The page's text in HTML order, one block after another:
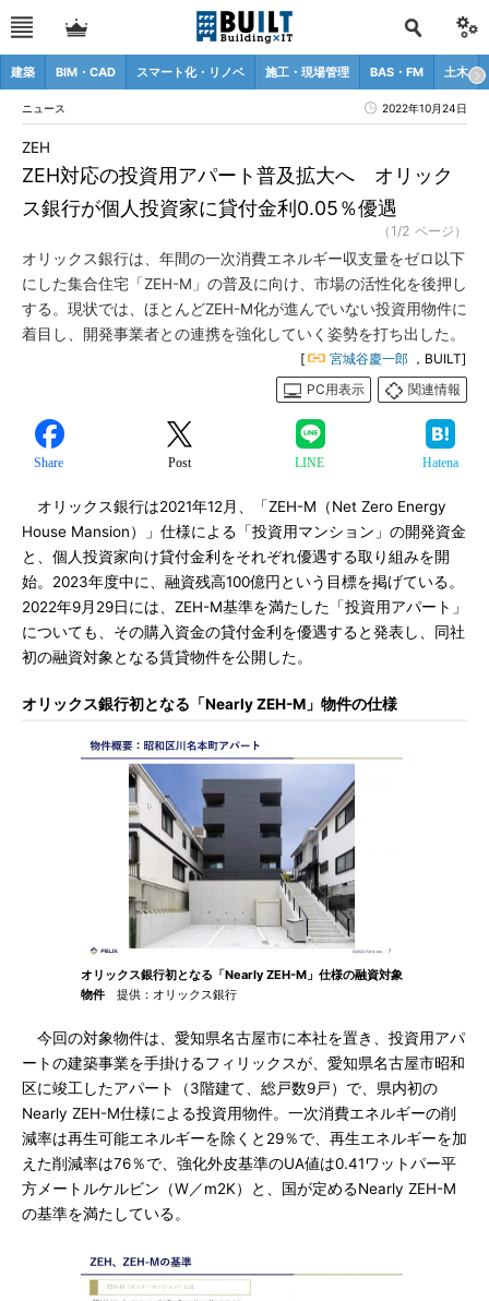
建築 BIM・CAD スマート化・リノベ 施工・現場管理 BAS・FM 土木
ニュース 2022年10月24日
ZEH対応の投資用アパート普及拡大へ オリック
ス銀行が個人投資家に貸付金利0.05％優遇
ZEH
（1/2 ページ）
オリックス銀行は、年間の一次消費エネルギー収支量をゼロ以下
にした集合住宅「ZEH-M」の普及に向け、市場の活性化を後押し
する。現状では、ほとんどZEH-M化が進んでいない投資用物件に
着目し、開発事業者との連携を強化していく姿勢を打ち出した。
[ 宮城谷慶一郎 ，BUILT]
PC用表示
関連情報
Share Post LINE Hatena
オリックス銀行は2021年12月、「ZEH-M（Net Zero Energy
House Mansion）」仕様による「投資用マンション」の開発資金
と、個人投資家向け貸付金利をそれぞれ優遇する取り組みを開
始。2023年度中に、融資残高100億円という目標を掲げている。
2022年9月29日には、ZEH-M基準を満たした「投資用アパート」
についても、その購入資金の貸付金利を優遇すると発表し、同社
初の融資対象となる賃貸物件を公開した。
オリックス銀行初となる「Nearly ZEH-M」物件の仕様
オリックス銀行初となる「Nearly ZEH-M」仕様の融資対象
物件 提供：オリックス銀行
今回の対象物件は、愛知県名古屋市に本社を置き、投資用アパ
ートの建築事業を手掛けるフィリックスが、愛知県名古屋市昭和
区に竣工したアパート（3階建て、総戸数9戸）で、県内初の
Nearly ZEH-M仕様による投資用物件。一次消費エネルギーの削
減率は再生可能エネルギーを除くと29％で、再生エネルギーを加
えた削減率は76％で、強化外皮基準のUA値は0.41ワットパー平
方メートルケルビン（W／m2K）と、国が定めるNearly ZEH-M
の基準を満たしている。